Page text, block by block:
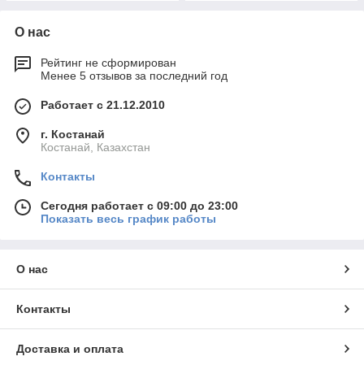
О нас
Рейтинг не сформирован
Менее 5 отзывов за последний год
Работает с 21.12.2010
г. Костанай
Костанай, Казахстан
Контакты
Сегодня работает с 09:00 до 23:00
Показать весь график работы
О нас
Контакты
Доставка и оплата